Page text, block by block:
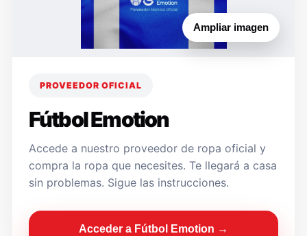
Ampliar imagen
PROVEEDOR OFICIAL
Fútbol Emotion
Accede a nuestro proveedor de ropa oficial y
compra la ropa que necesites. Te llegará a casa
sin problemas. Sigue las instrucciones.
Acceder a Fútbol Emotion →